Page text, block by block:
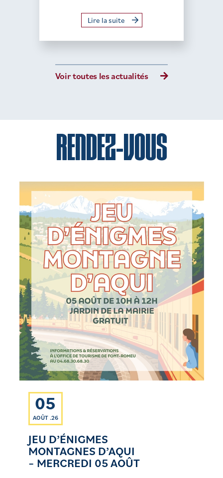
Lire la suite
Voir toutes les actualités
RENDEZ-VOUS
05
AOÛT .26
JEU D’ÉNIGMES
MONTAGNES D’AQUI
– MERCREDI 05 AOÛT